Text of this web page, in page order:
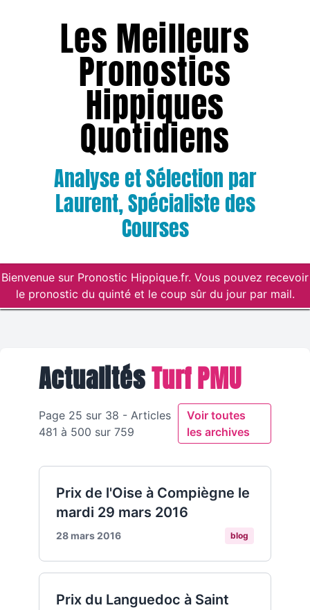
Les Meilleurs
Pronostics
Hippiques
Quotidiens
Analyse et Sélection par
Laurent, Spécialiste des
Courses
Bienvenue sur Pronostic Hippique.fr. Vous pouvez recevoir
le pronostic du quinté et le coup sûr du jour par mail.
ActualitésTurf PMU
Page 25 sur 38 - Articles
481 à 500 sur 759
Voir toutes
les archives
Prix de l'Oise à Compiègne le
mardi 29 mars 2016
28 mars 2016 blog
Prix du Languedoc à Saint